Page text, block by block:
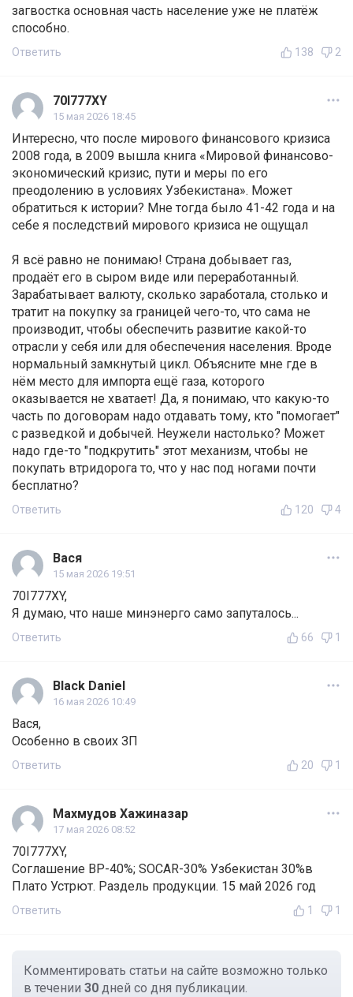
загвостка основная часть население уже не платёж
способно.
Ответить 138 2
70I777XY
15 мая 2026 18:45
Интересно, что после мирового финансового кризиса
2008 года, в 2009 вышла книга «Мировой финансово-
экономический кризис, пути и меры по его
преодолению в условиях Узбекистана». Может
обратиться к истории? Мне тогда было 41-42 года и на
себе я последствий мирового кризиса не ощущал
Я всё равно не понимаю! Страна добывает газ,
продаёт его в сыром виде или переработанный.
Зарабатывает валюту, сколько заработала, столько и
тратит на покупку за границей чего-то, что сама не
производит, чтобы обеспечить развитие какой-то
отрасли у себя или для обеспечения населения. Вроде
нормальный замкнутый цикл. Объясните мне где в
нём место для импорта ещё газа, которого
оказывается не хватает! Да, я понимаю, что какую-то
часть по договорам надо отдавать тому, кто "помогает"
с разведкой и добычей. Неужели настолько? Может
надо где-то "подкрутить" этот механизм, чтобы не
покупать втридорога то, что у нас под ногами почти
бесплатно?
Ответить 120 4
Вася
15 мая 2026 19:51
70I777XY,
Я думаю, что наше минэнерго само запуталось...
Ответить 66 1
Black Daniel
16 мая 2026 10:49
Вася,
Особенно в своих ЗП
Ответить 20 1
Махмудов Хажиназар
17 мая 2026 08:52
70I777XY,
Соглашение BP-40%; SOCAR-30% Узбекистан 30%в
Плато Устрют. Раздель продукции. 15 май 2026 год
Ответить 1 1
Комментировать статьи на сайте возможно только
в течении 30 дней со дня публикации.